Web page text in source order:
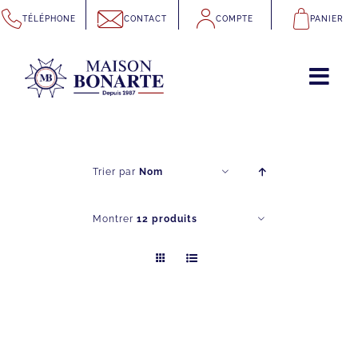
Passer
au
contenu
TÉLÉPHONE CONTACT COMPTE PANIER
Trier par Nom
Montrer 12 produits